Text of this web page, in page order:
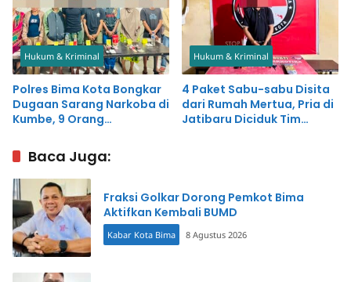
Hukum & Kriminal
Polres Bima Kota Bongkar
Dugaan Sarang Narkoba di
Kumbe, 9 Orang
Hukum & Kriminal
4 Paket Sabu-sabu Disita
dari Rumah Mertua, Pria di
Jatibaru Diciduk Tim
Baca Juga:
Fraksi Golkar Dorong Pemkot Bima
Aktifkan Kembali BUMD
Kabar Kota Bima 8 Agustus 2026